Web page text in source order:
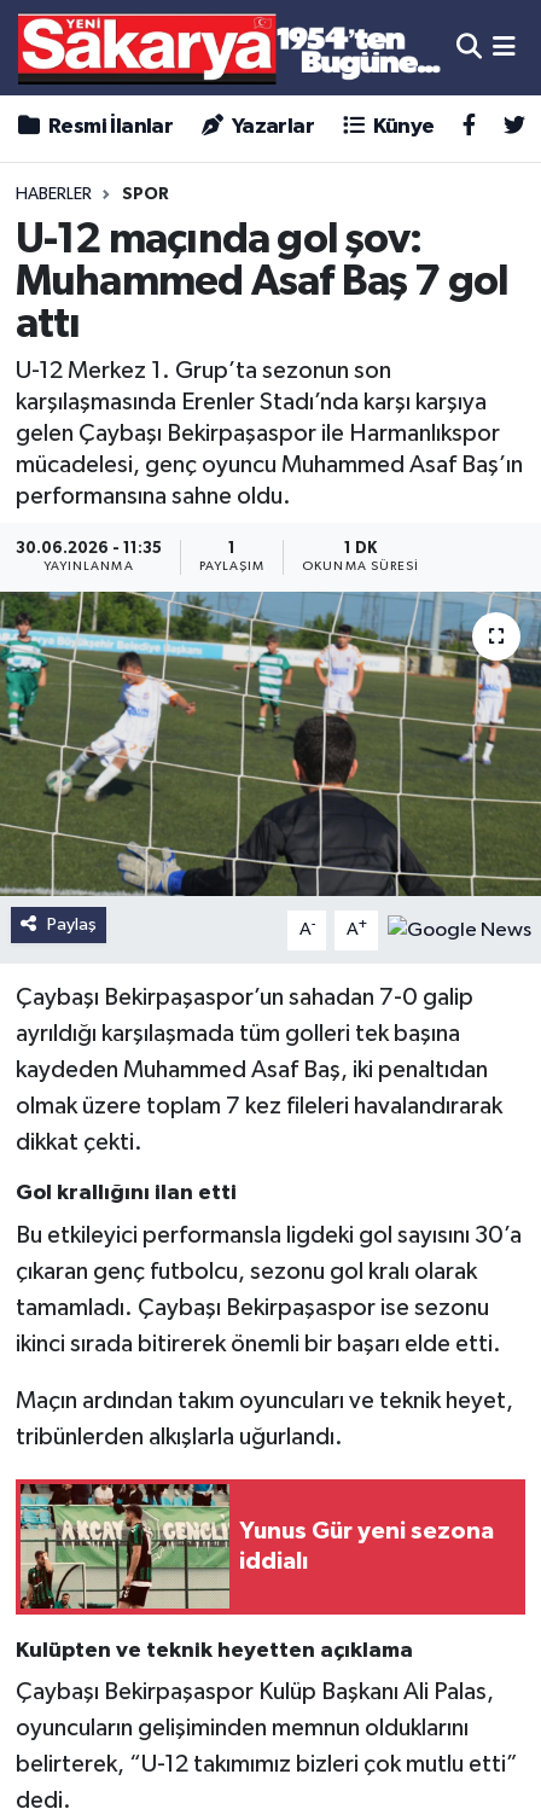
Resmi İlanlar Yazarlar Künye
HABERLER SPOR
U-12 maçında gol şov:
Muhammed Asaf Baş 7 gol
attı
U-12 Merkez 1. Grup’ta sezonun son
karşılaşmasında Erenler Stadı’nda karşı karşıya
gelen Çaybaşı Bekirpaşaspor ile Harmanlıkspor
mücadelesi, genç oyuncu Muhammed Asaf Baş’ın
performansına sahne oldu.
30.06.2026 - 11:35
YAYINLANMA PAYLAŞIM
1 DK
OKUNMA SÜRESI
Paylaş A- A+
Çaybaşı Bekirpaşaspor’un sahadan 7-0 galip
ayrıldığı karşılaşmada tüm golleri tek başına
kaydeden Muhammed Asaf Baş, iki penaltıdan
olmak üzere toplam 7 kez fileleri havalandırarak
dikkat çekti.
Gol krallığını ilan etti
Bu etkileyici performansla ligdeki gol sayısını 30’a
çıkaran genç futbolcu, sezonu gol kralı olarak
tamamladı. Çaybaşı Bekirpaşaspor ise sezonu
ikinci sırada bitirerek önemli bir başarı elde etti.
Maçın ardından takım oyuncuları ve teknik heyet,
tribünlerden alkışlarla uğurlandı.
Yunus Gür yeni sezona
iddialı
Kulüpten ve teknik heyetten açıklama
Çaybaşı Bekirpaşaspor Kulüp Başkanı Ali Palas,
oyuncuların gelişiminden memnun olduklarını
belirterek, “U-12 takımımız bizleri çok mutlu etti”
dedi.